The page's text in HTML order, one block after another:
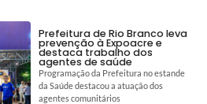
Prefeitura de Rio Branco leva
prevenção à Expoacre e
destaca trabalho dos
agentes de saúde
Programação da Prefeitura no estande
da Saúde destacou a atuação dos
agentes comunitários